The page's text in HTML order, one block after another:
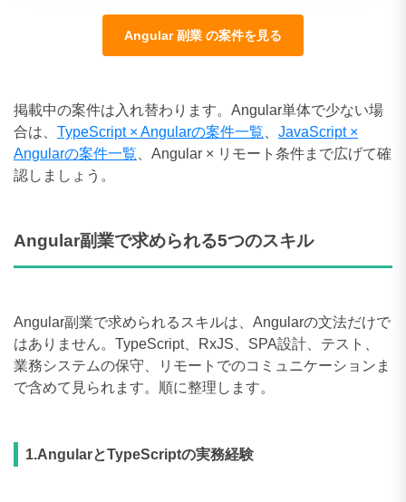
Angular 副業 の案件を見る
掲載中の案件は入れ替わります。Angular単体で少ない場
合は、 TypeScript × Angularの案件一覧
JavaScript ×
Angularの案件一覧 、Angular × リモート条件まで広げて確
認しましょう。
Angular副業で求められる5つのスキル
Angular副業で求められるスキルは、Angularの文法だけで
はありません。TypeScript、RxJS、SPA設計、テスト、
業務システムの保守、リモートでのコミュニケーションま
で含めて見られます。順に整理します。
1.AngularとTypeScriptの実務経験